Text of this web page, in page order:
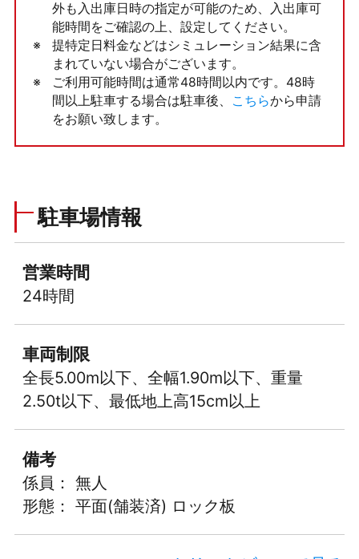
外も入出庫日時の指定が可能のため、入出庫可
能時間をご確認の上、設定してください。
提特定日料金などはシミュレーション結果に含
まれていない場合がございます。
ご利用可能時間は通常48時間以内です。48時
間以上駐車する場合は駐車後、
こちらから申請
をお願い致します。
駐車場情報
営業時間
24時間
車両制限
全長5.00m以下、全幅1.90m以下、重量
2.50t以下、最低地上高15cm以上
備考
係員： 無人
形態： 平面(舗装済) ロック板